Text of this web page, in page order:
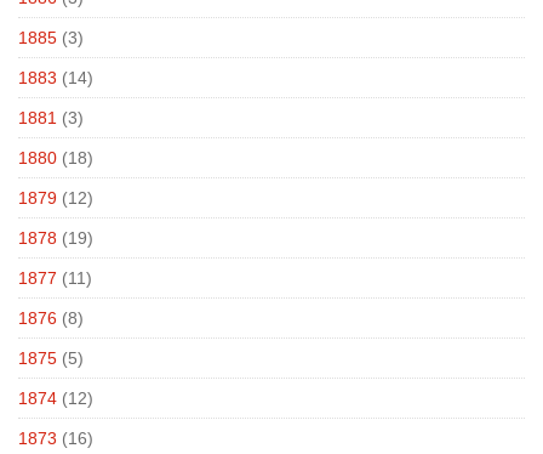
1885 (3)
1883 (14)
1881 (3)
1880 (18)
1879 (12)
1878 (19)
1877 (11)
1876 (8)
1875 (5)
1874 (12)
1873 (16)